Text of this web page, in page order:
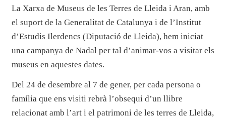
La Xarxa de Museus de les Terres de Lleida i Aran, amb
el suport de la Generalitat de Catalunya i de l’Institut
d’Estudis Ilerdencs (Diputació de Lleida), hem iniciat
una campanya de Nadal per tal d’animar-vos a visitar els
museus en aquestes dates.
Del 24 de desembre al 7 de gener, per cada persona o
família que ens visiti rebrà l’obsequi d’un llibre
relacionat amb l’art i el patrimoni de les terres de Lleida,